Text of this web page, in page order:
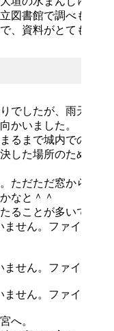
図書館で調べものを
、資料がとても多く
でしたが、雨天。気
かいました。
るまで城内でのんび
した場所のため、入
ただただ窓から雨模
なと＾＾
ることが多いです。
へ。